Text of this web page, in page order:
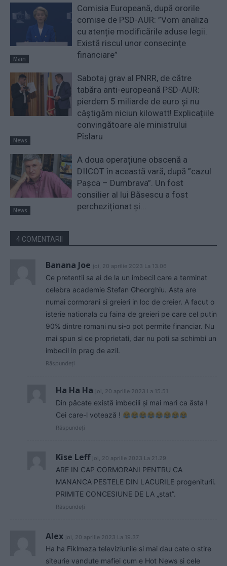
Main
Comisia Europeană, după ororile
comise de PSD-AUR: ”Vom analiza
cu atenție modificările aduse legii.
Există riscul unor consecințe
financiare”
News
Sabotaj grav al PNRR, de către
tabăra anti-europeană PSD-AUR:
pierdem 5 miliarde de euro și nu
câștigăm niciun kilowatt! Explicațiile
convingătoare ale ministrului
Pîslaru
News
A doua operațiune obscenă a
DIICOT în această vară, după ”cazul
Pașca – Dumbrava”. Un fost
consilier al lui Băsescu a fost
percheziționat și...
4 COMENTARII
Banana Joe joi, 20 aprilie 2023 La 13.06
Ce pretentii sa ai de la un imbecil care a terminat
celebra academie Stefan Gheorghiu. Asta are
numai cormorani si greieri in loc de creier. A facut o
isterie nationala cu faina de greieri pe care cel putin
90% dintre romani nu si-o pot permite financiar. Nu
mai spun si ce proprietati, dar nu poti sa schimbi un
imbecil in prag de azil.
Răspundeți
Ha Ha Ha joi, 20 aprilie 2023 La 15.51
Din păcate există imbecili și mai mari ca ăsta !
Cei care-l votează !
Răspundeți
Kise Leff joi, 20 aprilie 2023 La 21.29
ARE IN CAP CORMORANI PENTRU CA
MANANCA PESTELE DIN LACURILE progeniturii.
PRIMITE CONCESIUNE DE LA „stat”.
Răspundeți
Alex joi, 20 aprilie 2023 La 19.37
Ha ha Fiklmeza televiziunile si mai dau cate o stire
siteurie vandute mafiei cum e Hot News si cele